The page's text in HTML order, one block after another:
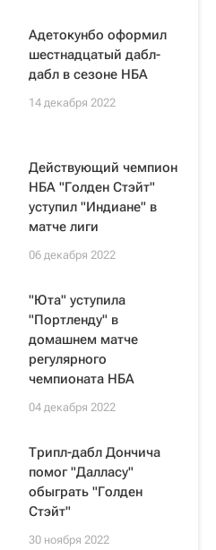
Адетокунбо оформил
шестнадцатый дабл-
дабл в сезоне НБА
14 декабря 2022
Действующий чемпион
НБА "Голден Стэйт"
уступил "Индиане" в
матче лиги
06 декабря 2022
"Юта" уступила
"Портленду" в
домашнем матче
регулярного
чемпионата НБА
04 декабря 2022
Трипл-дабл Дончича
помог "Далласу"
обыграть "Голден
Стэйт"
30 ноября 2022